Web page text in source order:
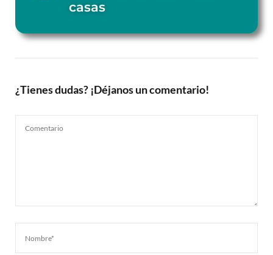
casas
¿Tienes dudas? ¡Déjanos un comentario!